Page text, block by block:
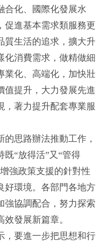
合化、國際化發展水
促進基本需求類服務更
質生活的追求，擴大升
化消費需求，做精做細
業化、高端化，加快壯
值提升，大力發展先進
，著力提升配套專業服
思路辦法推動工作，
“放得活”又“管得
強政策支援的針對性
好環境。各部門各地方
強協調配合，努力探索
發展新篇章。
要進一步把思想和行